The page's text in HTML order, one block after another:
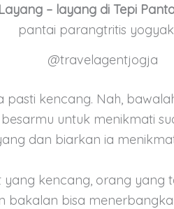
– layang di Tepi
@travelagentjogja
pasti kencang. Nah,
untuk menikmati
dan biarkan ia
yang kencang, orang yang
bakalan bisa